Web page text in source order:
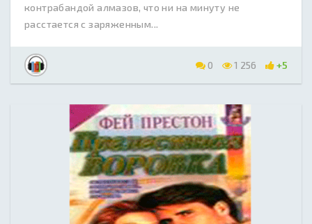
контрабандой алмазов, что ни на минуту не
расстается с заряженным...
0 1 256 +5